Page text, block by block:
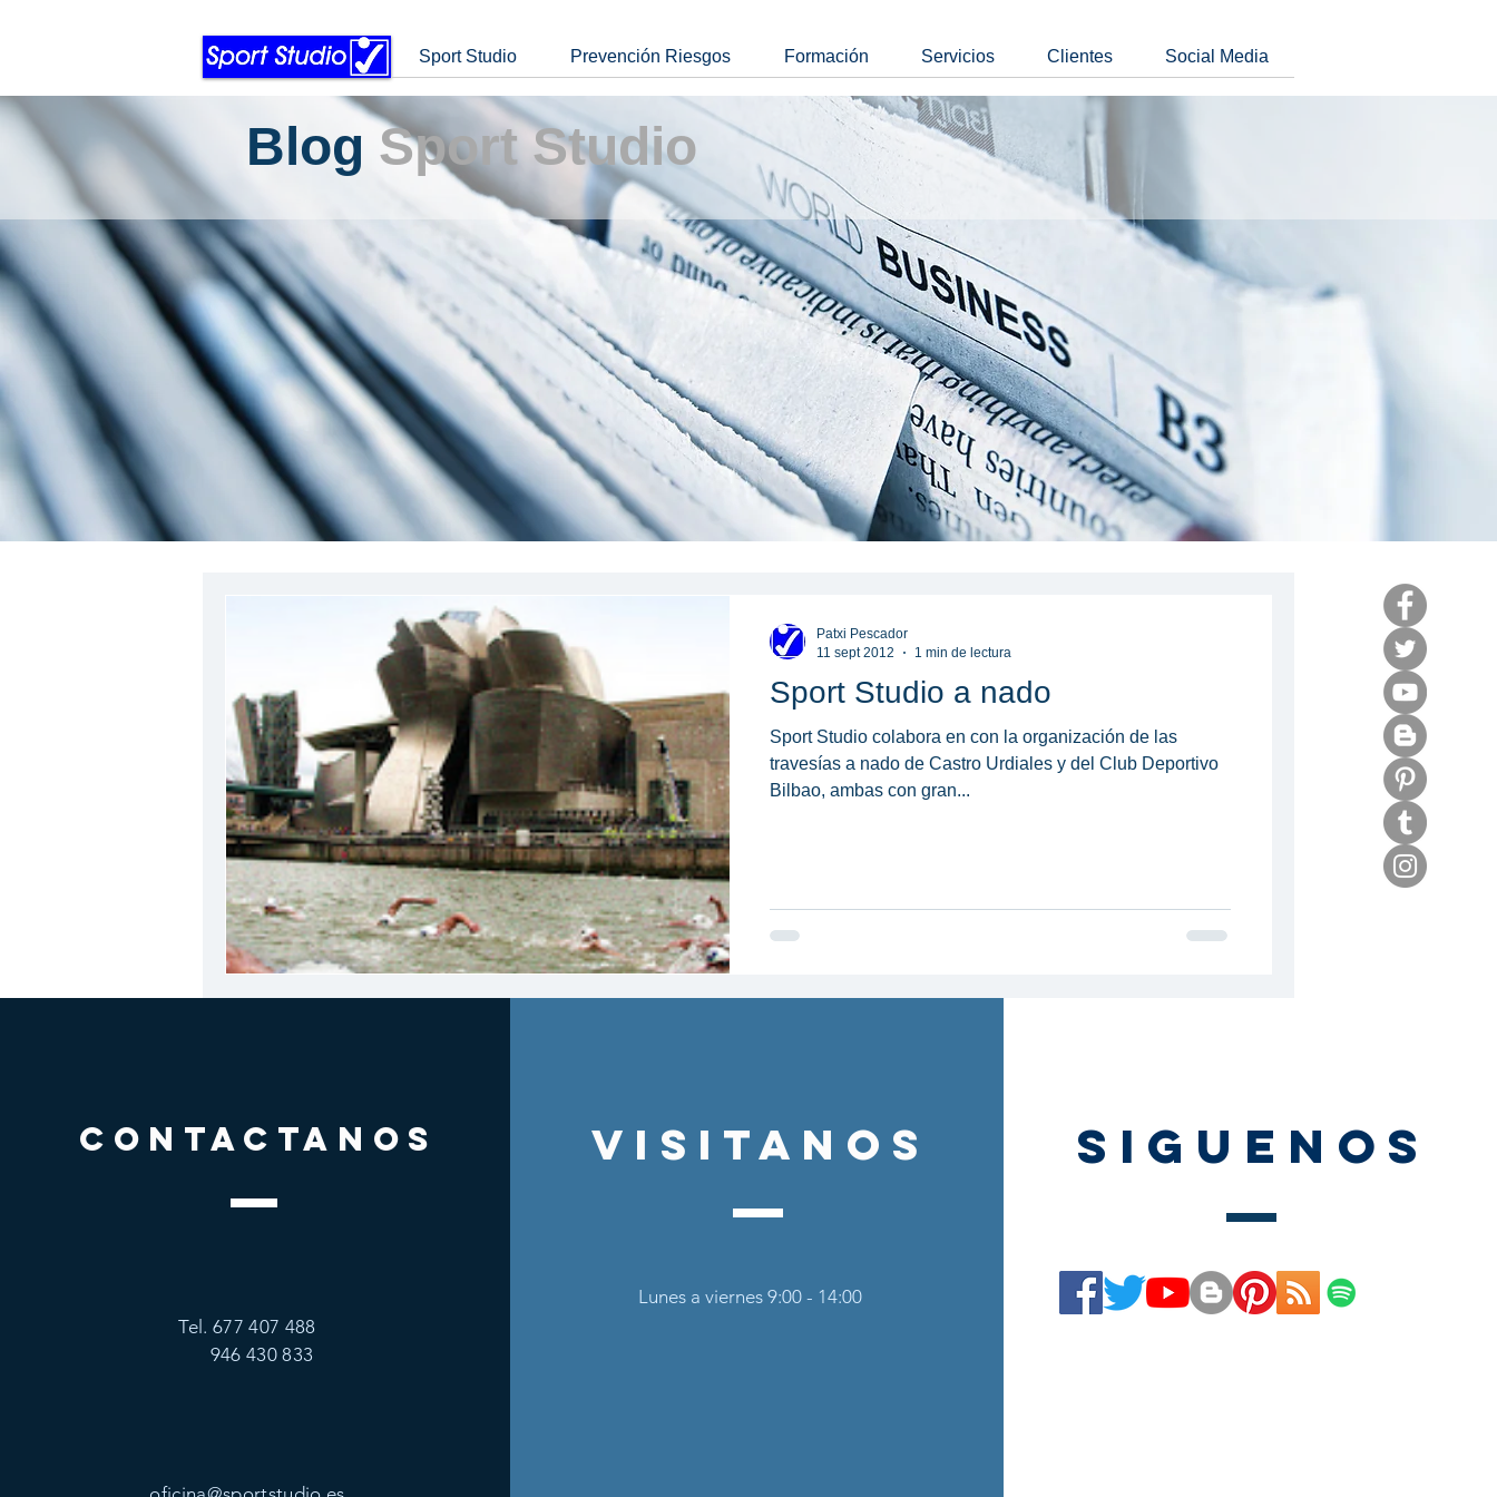
Sport Studio Prevención Riesgos Formación Servicios Clientes Social Media
Blog Sport Studio
Sport Studio a nado
Sport Studio colabora en con la organización de las
travesías a nado de Castro Urdiales y del Club Deportivo
Bilbao, ambas con gran...
Patxi Pescador
11 sept 2012
1 min de lectura
CONTACTANOS
Tel. 677 407 488
946 430 833
visitanos
Lunes a viernes 9:00 - 14:00
SIGUENOS